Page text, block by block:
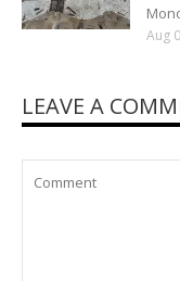
Aug
LEAVE A